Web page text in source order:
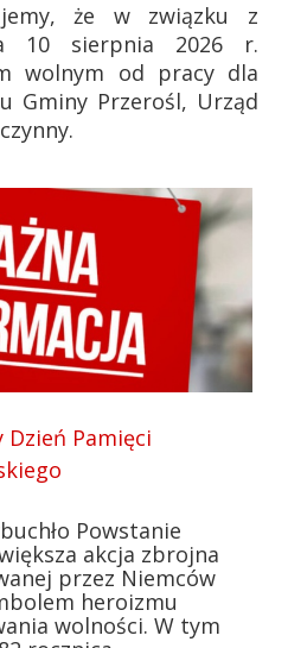
że w związku z
10 sierpnia 2026 r.
wolnym od pracy dla
Gminy Przerośl, Urząd
Pamięci
Powstanie
akcja zbrojna
przez Niemców
heroizmu
wolności. W tym